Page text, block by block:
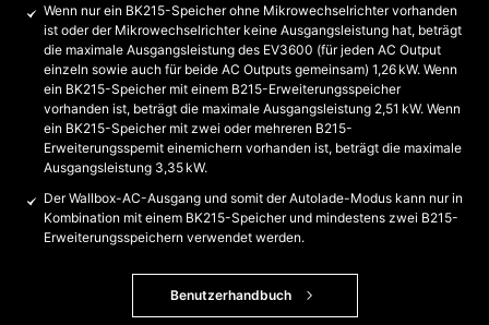
Wenn nur ein BK215-Speicher ohne Mikrowechselrichter vorhanden
ist oder der Mikrowechselrichter keine Ausgangsleistung hat, beträgt
die maximale Ausgangsleistung des EV3600 (für jeden AC Output
einzeln sowie auch für beide AC Outputs gemeinsam) 1,26 kW. Wenn
ein BK215-Speicher mit einem B215-Erweiterungsspeicher
vorhanden ist, beträgt die maximale Ausgangsleistung 2,51 kW. Wenn
ein BK215-Speicher mit zwei oder mehreren B215-
Erweiterungsspemit einemichern vorhanden ist, beträgt die maximale
Ausgangsleistung 3,35 kW.
Der Wallbox-AC-Ausgang und somit der Autolade-Modus kann nur in
Kombination mit einem BK215-Speicher und mindestens zwei B215-
Erweiterungsspeichern verwendet werden.
Benutzerhandbuch